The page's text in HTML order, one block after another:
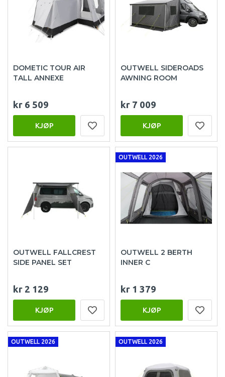
DOMETIC TOUR AIR
TALL ANNEXE
kr 6 509
KJØP
OUTWELL SIDEROADS
AWNING ROOM
kr 7 009
KJØP
OUTWELL FALLCREST
SIDE PANEL SET
kr 2 129
KJØP
OUTWELL 2026
OUTWELL 2 BERTH
INNER C
kr 1 379
KJØP
OUTWELL 2026 OUTWELL 2026